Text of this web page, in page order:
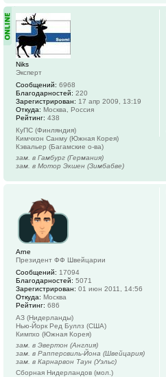
Niks
Эксперт
Сообщений: 6968
Благодарностей: 220
Зарегистрирован: 17 апр 2009, 13:19
Откуда: Москва, Россия
Рейтинг: 438
КуПС (Финляндия)
Кимчхон Санму (Южная Корея)
Кэвальер (Багамские о-ва)
зам. в Гамбург (Германия)
зам. в Мотор Экшен (Зимбабве)
Arne
Президент ФФ Швейцарии
Сообщений: 17094
Благодарностей: 5071
Зарегистрирован: 01 июн 2011, 14:56
Откуда: Москва
Рейтинг: 686
АЗ (Нидерланды)
Нью-Йорк Ред Буллз (США)
Кимпхо (Южная Корея)
зам. в Эвертон (Англия)
зам. в Рапперсвиль-Йона (Швейцария)
зам. в Карнарвон Таун (Уэльс)
Сборная Нидерландов (мол.)